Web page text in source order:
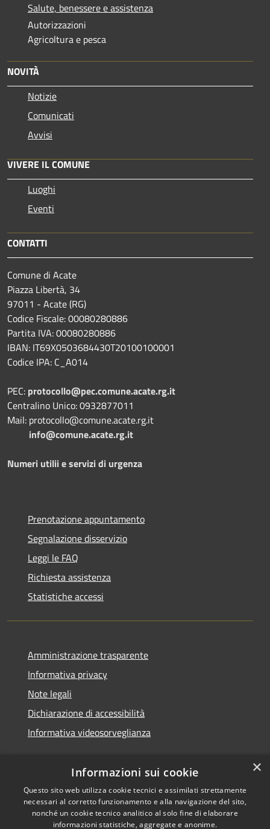
Salute, benessere e assistenza
Autorizzazioni
Agricoltura e pesca
NOVITÀ
Notizie
Comunicati
Avvisi
VIVERE IL COMUNE
Luoghi
Eventi
CONTATTI
Comune di Acate
Piazza Libertà, 34
97011 - Acate (RG)
Codice Fiscale: 00080280886
Partita IVA: 00080280886
IBAN: IT69X0503684430T20100100001
Codice IPA: C_A014
PEC: protocollo@pec.comune.acate.rg.it
Centralino Unico: 0932877011
Mail: protocollo@comune.acate.rg.it
info@comune.acate.rg.it
Numeri utilii e servizi di urgenza
Prenotazione appuntamento
Segnalazione disservizio
Leggi le FAQ
Richiesta assistenza
Statistiche accessi
Amministrazione trasparente
Informativa privacy
Note legali
Dichiarazione di accessibilità
Informativa videosorveglianza
RSS
Accessibilità
Copyright © 2026 • Comune di
Acate • Powered by
×
Informazioni sui cookie
Questo sito web utilizza cookie tecnici e assimilati strettamente
necessari al corretto funzionamento e alla navigazione del sito,
nonché un cookie tecnico analitico al solo fine di elaborare
informazioni statistiche, aggregate e anonime.